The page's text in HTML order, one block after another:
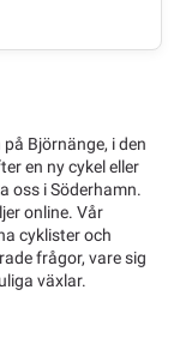
Björnänge, i den
en ny cykel eller
oss i Söderhamn.
online. Vår
cyklister och
frågor, vare sig
växlar.